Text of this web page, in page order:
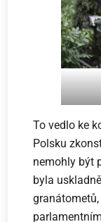
To vedlo ke
Polsku
nemohly být
byla